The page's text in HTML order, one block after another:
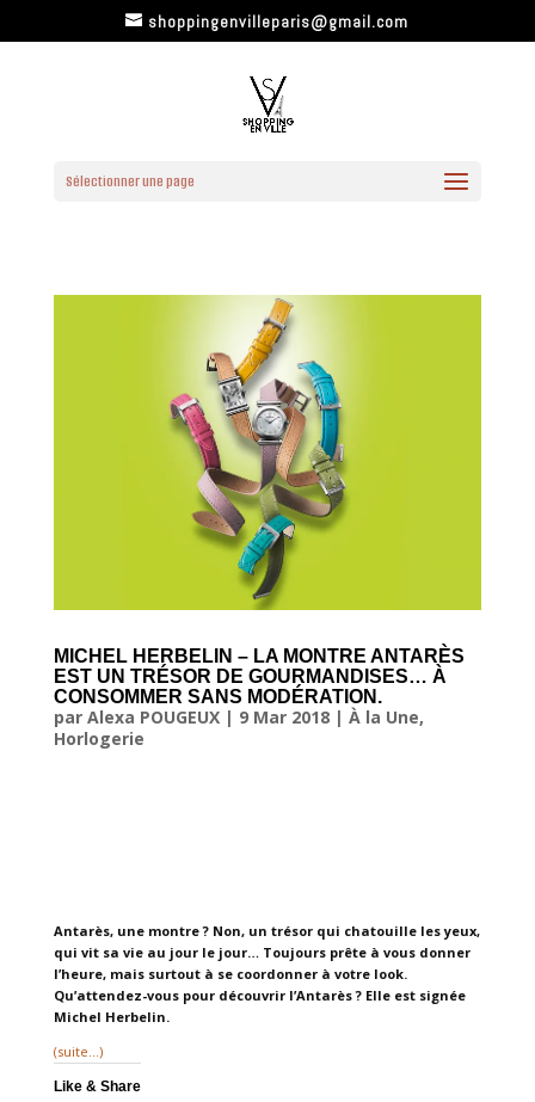
shoppingenvilleparis@gmail.com
Sélectionner une page
MICHEL HERBELIN – LA MONTRE ANTARÈS
EST UN TRÉSOR DE GOURMANDISES… À
CONSOMMER SANS MODÉRATION.
par Alexa POUGEUX| 9 Mar 2018| À la Une,
Horlogerie
Antarès, une montre ? Non, un trésor qui chatouille les yeux,
qui vit sa vie au jour le jour… Toujours prête à vous donner
l’heure, mais surtout à se coordonner à votre look.
Qu’attendez-vous pour découvrir l’Antarès ? Elle est signée
Michel Herbelin.
(suite…)
Like & Share